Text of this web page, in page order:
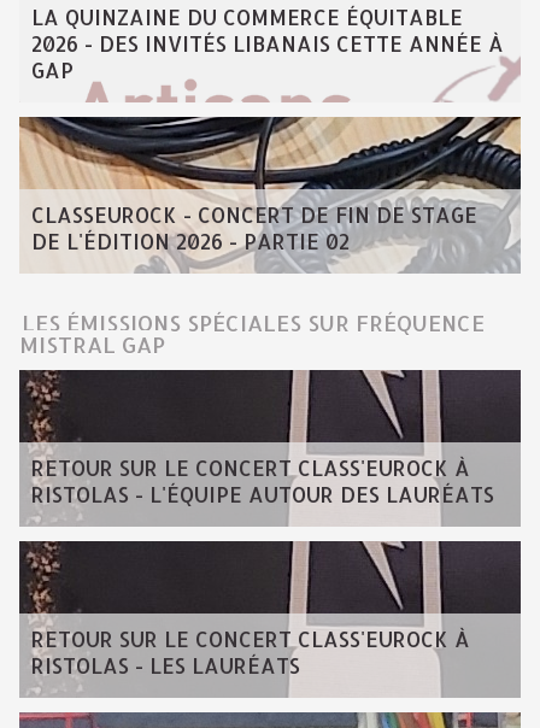
LA QUINZAINE DU COMMERCE ÉQUITABLE
2026 - DES INVITÉS LIBANAIS CETTE ANNÉE À
GAP
CLASSEUROCK - CONCERT DE FIN DE STAGE
DE L'ÉDITION 2026 - PARTIE 02
LES ÉMISSIONS SPÉCIALES SUR FRÉQUENCE
MISTRAL GAP
RETOUR SUR LE CONCERT CLASS'EUROCK À
RISTOLAS - L'ÉQUIPE AUTOUR DES LAURÉATS
RETOUR SUR LE CONCERT CLASS'EUROCK À
RISTOLAS - LES LAURÉATS